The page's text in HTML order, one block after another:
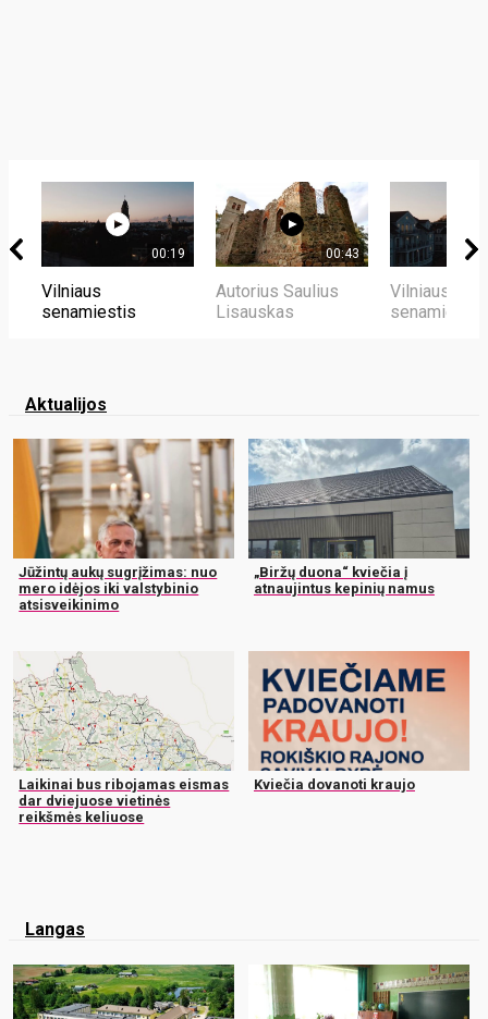
00:19
Vilniaus
senamiestis
00:43
Autorius Saulius
Lisauskas
Vilniaus
senamiestis
Aktualijos
Jūžintų aukų sugrįžimas: nuo
mero idėjos iki valstybinio
atsisveikinimo
„Biržų duona“ kviečia į
atnaujintus kepinių namus
Laikinai bus ribojamas eismas
dar dviejuose vietinės
reikšmės keliuose
Kviečia dovanoti kraujo
Langas